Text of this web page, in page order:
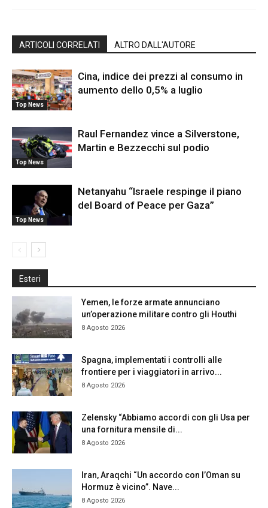
ARTICOLI CORRELATI ALTRO DALL'AUTORE
Top News
Cina, indice dei prezzi al consumo in
aumento dello 0,5% a luglio
Top News
Raul Fernandez vince a Silverstone,
Martin e Bezzecchi sul podio
Top News
Netanyahu “Israele respinge il piano
del Board of Peace per Gaza”
Esteri
Yemen, le forze armate annunciano
un’operazione militare contro gli Houthi
8 Agosto 2026
Spagna, implementati i controlli alle
frontiere per i viaggiatori in arrivo...
8 Agosto 2026
Zelensky “Abbiamo accordi con gli Usa per
una fornitura mensile di...
8 Agosto 2026
Iran, Araqchi “Un accordo con l’Oman su
Hormuz è vicino”. Nave...
8 Agosto 2026